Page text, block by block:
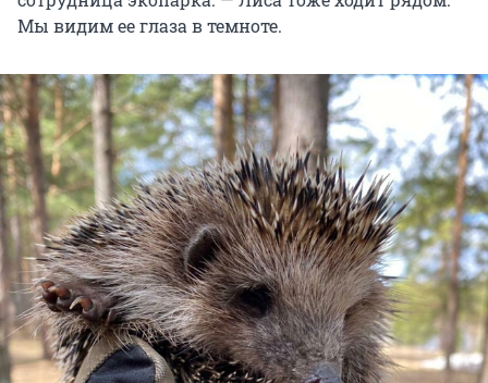
Мы видим ее глаза в темноте.